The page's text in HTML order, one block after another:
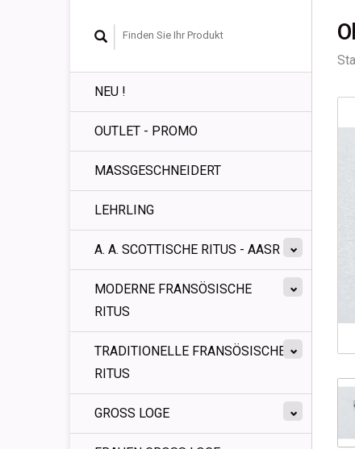
NEU !
OUTLET - PROMO
MASSGESCHNEIDERT
LEHRLING
A. A. SCOTTISCHE RITUS - AASR
MODERNE FRANSÖSISCHE
RITUS
TRADITIONELLE FRANSÖSISCHE
RITUS
GROSS LOGE